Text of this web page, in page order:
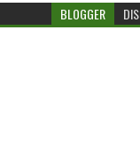
BLOGGER